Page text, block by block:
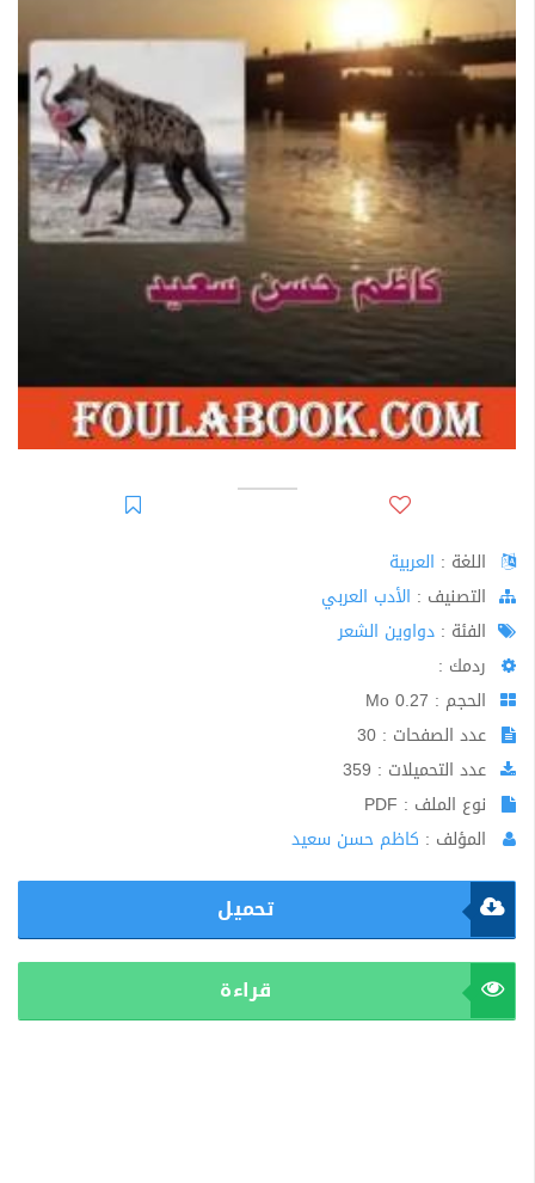
اللغة : العربية
اﻟﺘﺼﻨﻴﻒ : الأدب العربي
الفئة : دواوين الشعر
ردمك :
الحجم : 0.27 Mo
عدد الصفحات : 30
عدد التحميلات : 359
نوع الملف : PDF
المؤلف : كاظم حسن سعيد
تحميل
قراءة